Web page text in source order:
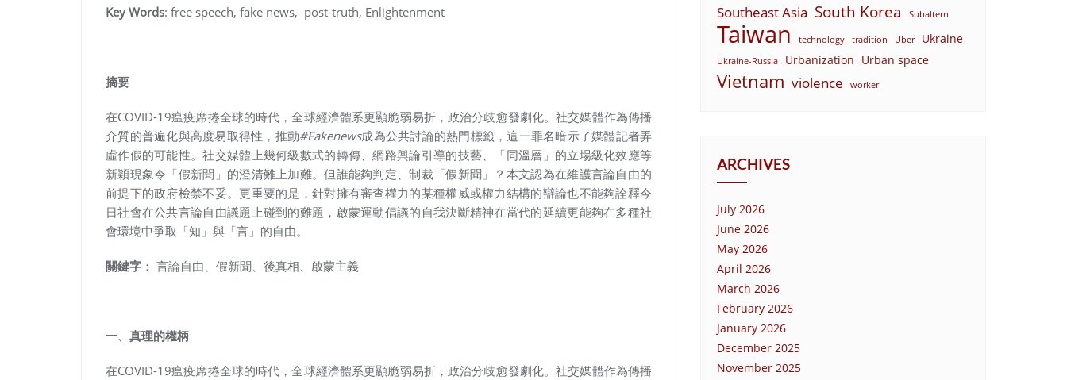
Key Words: free speech, fake news, post-truth, Enlightenment
摘要
在COVID-19瘟疫席捲全球的時代，全球經濟體系更顯脆弱易折，政治分歧愈發劇化。社交媒體作為傳播
介質的普遍化與高度易取得性，推動#Fakenews成為公共討論的熱門標籤，這一罪名暗示了媒體記者弄
虛作假的可能性。社交媒體上幾何級數式的轉傳、網路輿論引導的技藝、「同溫層」的立場級化效應等
新穎現象令「假新聞」的澄清難上加難。但誰能夠判定、制裁「假新聞」？本文認為在維護言論自由的
前提下的政府檢禁不妥。更重要的是，針對擁有審查權力的某種權威或權力結構的辯論也不能夠詮釋今
日社會在公共言論自由議題上碰到的難題，啟蒙運動倡議的自我決斷精神在當代的延續更能夠在多種社
會環境中爭取「知」與「言」的自由。
關鍵字 ： 言論自由、假新聞、後真相、啟蒙主義
一、真理的權柄
在COVID-19瘟疫席捲全球的時代，全球經濟體系更顯脆弱易折，政治分歧愈發劇化。社交媒體作為傳播
Southeast Asia South Korea Subaltern
Taiwan technology tradition Uber Ukraine
Ukraine-Russia Urbanization Urban space
Vietnam violence worker
ARCHIVES
July 2026
June 2026
May 2026
April 2026
March 2026
February 2026
January 2026
December 2025
November 2025